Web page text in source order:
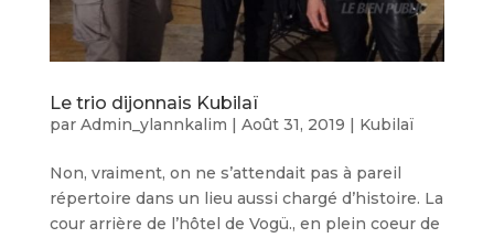
Le trio dijonnais Kubilaï
par Admin_ylannkalim Août 31, 2019 Kubilaï
Non, vraiment, on ne s’attendait pas à pareil
répertoire dans un lieu aussi chargé d’histoire. La
cour arrière de l’hôtel de Vogü., en plein coeur de